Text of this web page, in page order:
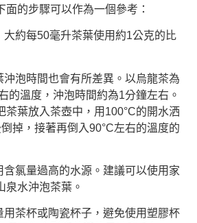
面的步驟可以作為一個參考：
大約每50毫升茶葉使用約1公克的比
沖泡時間也會有所差異。以烏龍茶為
的溫度，沖泡時間約為1分鐘左右。
茶葉放入茶壺中，用100°C的開水洒
掉，接著再倒入90°C左右的溫度的
氯量過高的水源。建議可以使用家
泉水沖泡茶葉。
茶杯或陶瓷杯子，避免使用塑膠杯